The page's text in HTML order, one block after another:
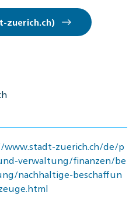
zuerich.ch)
zuerich.ch/de/p
verwaltung/finanzen/be
nachhaltige-beschaffun